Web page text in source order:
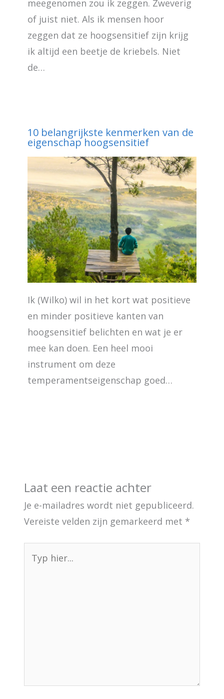
meegenomen zou ik zeggen. Zweverig
of juist niet. Als ik mensen hoor
zeggen dat ze hoogsensitief zijn krijg
ik altijd een beetje de kriebels. Niet
de…
10 belangrijkste kenmerken van de
eigenschap hoogsensitief
Ik (Wilko) wil in het kort wat positieve
en minder positieve kanten van
hoogsensitief belichten en wat je er
mee kan doen. Een heel mooi
instrument om deze
temperamentseigenschap goed…
Laat een reactie achter
Je e-mailadres wordt niet gepubliceerd.
Vereiste velden zijn gemarkeerd met *
hier...